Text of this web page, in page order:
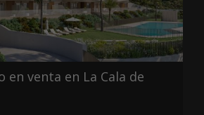
venta en La Cala de